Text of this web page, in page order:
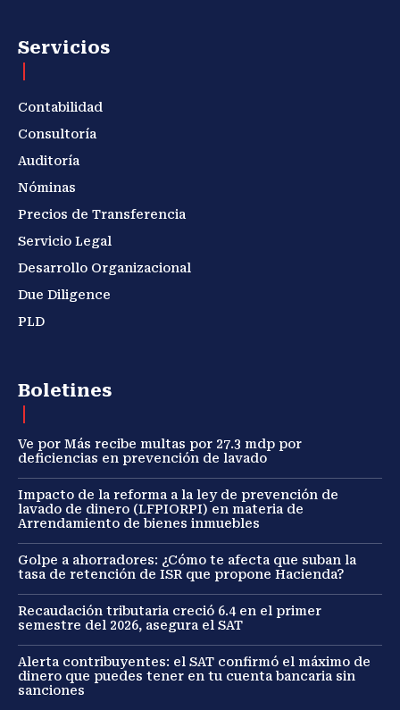
Servicios
Contabilidad
Consultoría
Auditoría
Nóminas
Precios de Transferencia
Servicio Legal
Desarrollo Organizacional
Due Diligence
PLD
Boletines
Ve por Más recibe multas por 27.3 mdp por
deficiencias en prevención de lavado
Impacto de la reforma a la ley de prevención de
lavado de dinero (LFPIORPI) en materia de
Arrendamiento de bienes inmuebles
Golpe a ahorradores: ¿Cómo te afecta que suban la
tasa de retención de ISR que propone Hacienda?
Recaudación tributaria creció 6.4 en el primer
semestre del 2026, asegura el SAT
Alerta contribuyentes: el SAT confirmó el máximo de
dinero que puedes tener en tu cuenta bancaria sin
sanciones